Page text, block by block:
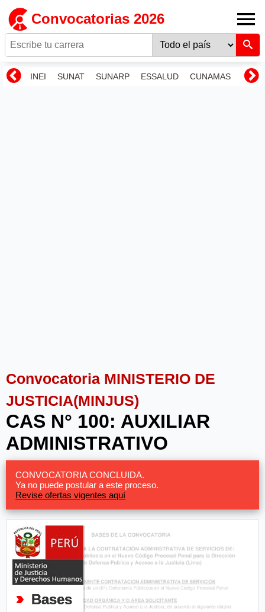
Convocatorias 2026
INEI SUNAT SUNARP ESSALUD CUNAMAS
Convocatoria MINISTERIO DE
JUSTICIA(MINJUS)
CAS N° 100: AUXILIAR
ADMINISTRATIVO
CONVOCATORIA CONCLUIDA.
Ya no puede postular a este proceso.
Revise ofertas vigentes aquí
Bases